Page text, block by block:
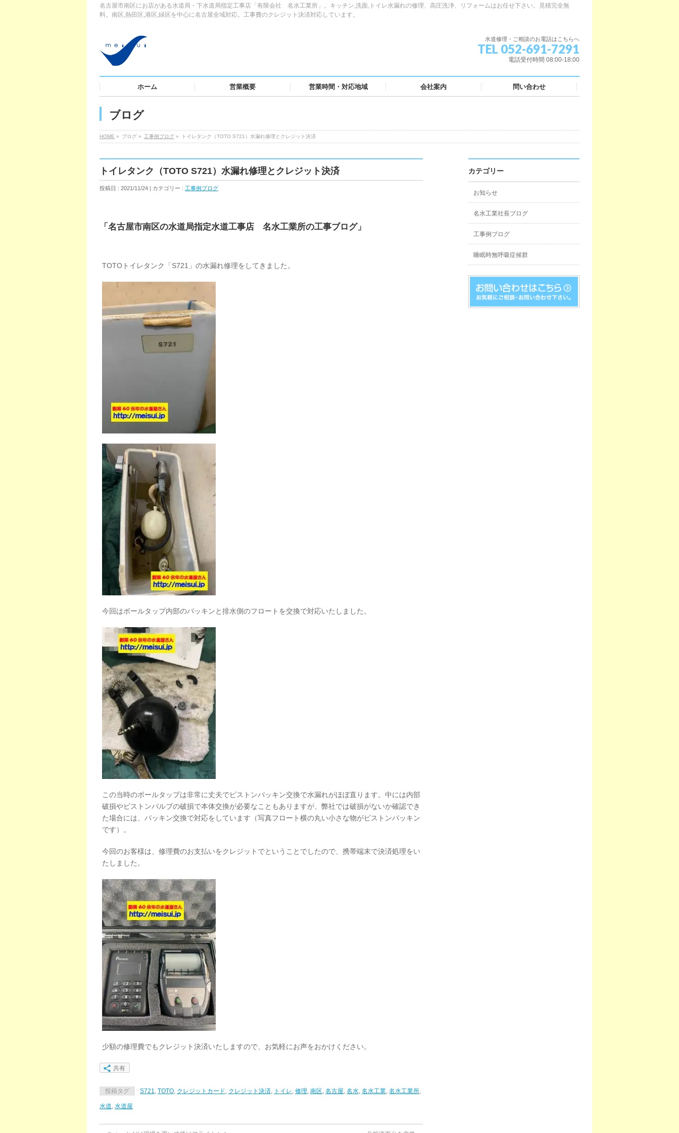
名古屋市南区にお店がある水道局・下水道局指定工事店「有限会社 名水工業所」。キッチン,洗面,トイレ水漏れの修理、高圧洗浄、リフォームはお任せ下さい。見積完全無
料。南区,熱田区,港区,緑区を中心に名古屋全域対応。工事費のクレジット決済対応しています。
水道修理・ご相談のお電話はこちらへ
TEL 052-691-7291
電話受付時間 08:00-18:00
ホーム 営業概要 営業時間・対応地域 会社案内 問い合わせ
ブログ
HOME » ブログ » 工事例ブログ » トイレタンク（TOTO S721）水漏れ修理とクレジット決済
トイレタンク（TOTO S721）水漏れ修理とクレジット決済
投稿日 : 2021/11/24 | カテゴリー : 工事例ブログ
「名古屋市南区の水道局指定水道工事店 名水工業所の工事ブログ」
TOTOトイレタンク「S721」の水漏れ修理をしてきました。
今回はボールタップ内部のパッキンと排水側のフロートを交換で対応いたしました。
この当時のボールタップは非常に丈夫でピストンパッキン交換で水漏れがほぼ直ります。中には内部
破損やピストンバルブの破損で本体交換が必要なこともありますが、弊社では破損がないか確認でき
た場合には、パッキン交換で対応をしています（写真フロート横の丸い小さな物がピストンパッキン
です）。
今回のお客様は、修理費のお支払いをクレジットでということでしたので、携帯端末で決済処理をい
たしました。
少額の修理費でもクレジット決済いたしますので、お気軽にお声をおかけください。
共有
投稿タグ S721, TOTO, クレジットカード, クレジット決済, トイレ, 修理, 南区, 名古屋, 名水, 名水工業, 名水工業所,
水道, 水道屋
カテゴリー
お知らせ
名水工業社長ブログ
工事例ブログ
睡眠時無呼吸症候群